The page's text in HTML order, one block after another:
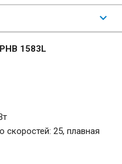
1583L
скоростей: 25, плавная